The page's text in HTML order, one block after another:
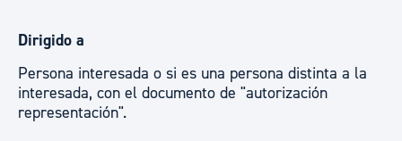
Dirigido a
Persona interesada o si es una persona distinta a la
interesada, con el documento de "autorización
representación".